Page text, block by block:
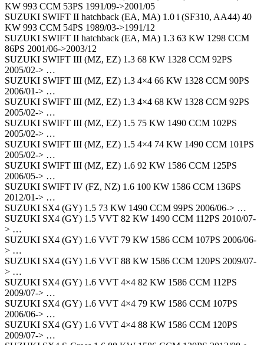
KW 993 CCM 53PS 1991/09->2001/05
SUZUKI SWIFT II hatchback (EA, MA) 1.0 i (SF310, AA44) 40
KW 993 CCM 54PS 1989/03->1991/12
SUZUKI SWIFT II hatchback (EA, MA) 1.3 63 KW 1298 CCM
86PS 2001/06->2003/12
SUZUKI SWIFT III (MZ, EZ) 1.3 68 KW 1328 CCM 92PS
2005/02-> …
SUZUKI SWIFT III (MZ, EZ) 1.3 4×4 66 KW 1328 CCM 90PS
2006/01-> …
SUZUKI SWIFT III (MZ, EZ) 1.3 4×4 68 KW 1328 CCM 92PS
2005/02-> …
SUZUKI SWIFT III (MZ, EZ) 1.5 75 KW 1490 CCM 102PS
2005/02-> …
SUZUKI SWIFT III (MZ, EZ) 1.5 4×4 74 KW 1490 CCM 101PS
2005/02-> …
SUZUKI SWIFT III (MZ, EZ) 1.6 92 KW 1586 CCM 125PS
2006/05-> …
SUZUKI SWIFT IV (FZ, NZ) 1.6 100 KW 1586 CCM 136PS
2012/01-> …
SUZUKI SX4 (GY) 1.5 73 KW 1490 CCM 99PS 2006/06-> …
SUZUKI SX4 (GY) 1.5 VVT 82 KW 1490 CCM 112PS 2010/07-
> …
SUZUKI SX4 (GY) 1.6 VVT 79 KW 1586 CCM 107PS 2006/06-
> …
SUZUKI SX4 (GY) 1.6 VVT 88 KW 1586 CCM 120PS 2009/07-
> …
SUZUKI SX4 (GY) 1.6 VVT 4×4 82 KW 1586 CCM 112PS
2009/07-> …
SUZUKI SX4 (GY) 1.6 VVT 4×4 79 KW 1586 CCM 107PS
2006/06-> …
SUZUKI SX4 (GY) 1.6 VVT 4×4 88 KW 1586 CCM 120PS
2009/07-> …